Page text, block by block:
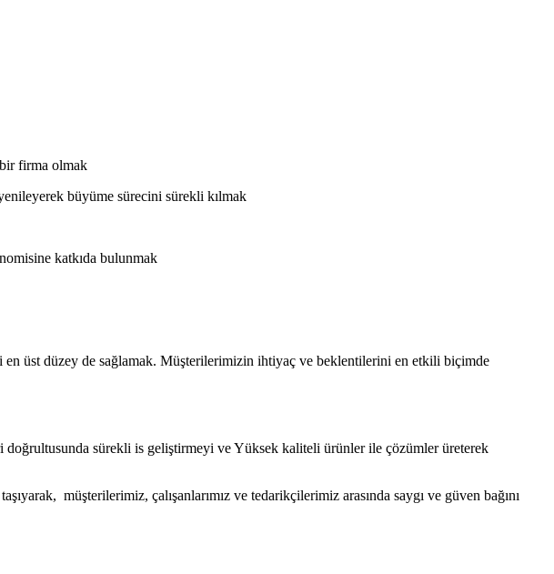
firma olmak
büyüme sürecini sürekli kılmak
katkıda bulunmak
üst düzey de sağlamak. Müşterilerimizin ihtiyaç ve beklentilerini en etkili biçimde
doğrultusunda sürekli is geliştirmeyi ve Yüksek kaliteli ürünler ile çözümler üreterek
müşterilerimiz, çalışanlarımız ve tedarikçilerimiz arasında saygı ve güven bağını